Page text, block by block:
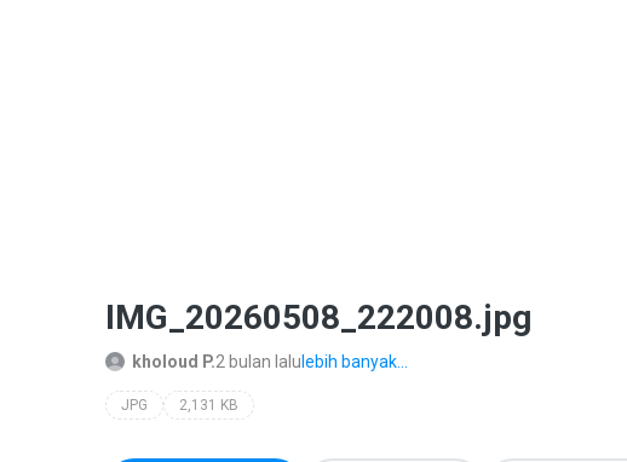
IMG_20260508_222008.jpg
kholoud P.2 bulan lalu lebih banyak...
JPG 2,131 KB